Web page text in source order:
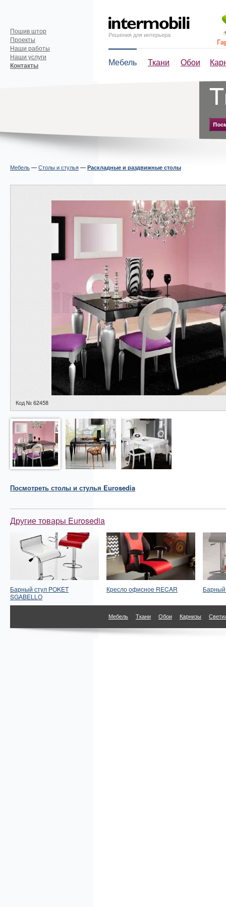
Решения для интерьера
Мебель Ткани Обои
Пошив штор
Проекты
Наши работы
Наши услуги
Контакты
Мебель—Столы и стулья— Раскладные и раздвижные столы
Код № 62458
Посмотреть столы и стулья Eurosedia
Другие товары Eurosedia
Барный стул POKET
SGABELLO
Кресло офисное RECAR Барный
Мебель Ткани Обои Карнизы